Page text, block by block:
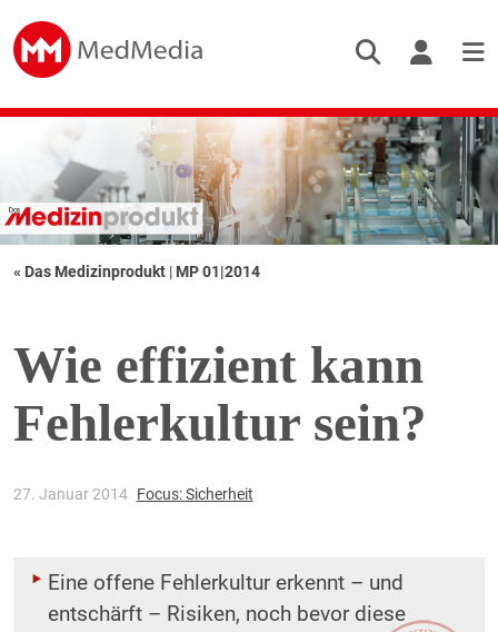
« Das Medizinprodukt | MP 01|2014
Wie effizient kann
Fehlerkultur sein?
27. Januar 2014 Focus: Sicherheit
Eine offene Fehlerkultur erkennt – und
entschärft – Risiken, noch bevor diese